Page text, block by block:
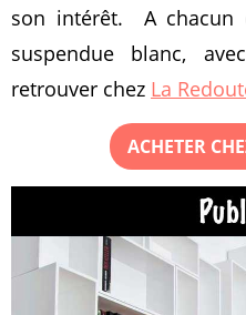
son intérêt. A chacun
suspendue blanc,
retrouver chez La
ACHETER